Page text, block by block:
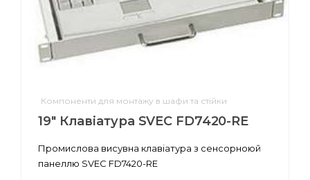
Компоненти для монтажу в шафи та стійки
19" Клавіатура SVEC FD7420-RE
Промислова висувна клавіатура з сенсорноюй
панеллю SVEC FD7420-RE